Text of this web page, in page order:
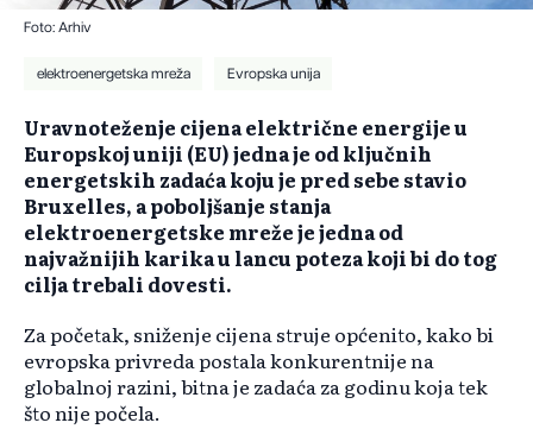
Foto: Arhiv
elektroenergetska mreža Evropska unija
Uravnoteženje cijena električne energije u
Europskoj uniji (EU) jedna je od ključnih
energetskih zadaća koju je pred sebe stavio
Bruxelles, a poboljšanje stanja
elektroenergetske mreže je jedna od
najvažnijih karika u lancu poteza koji bi do tog
cilja trebali dovesti.
Za početak, sniženje cijena struje općenito, kako bi
evropska privreda postala konkurentnije na
globalnoj razini, bitna je zadaća za godinu koja tek
što nije počela.